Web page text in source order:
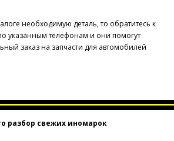
необходимую деталь, то обратитесь к
указанным телефонам и они помогут
заказ на запчасти для автомобилей
разбор свежих иномарок